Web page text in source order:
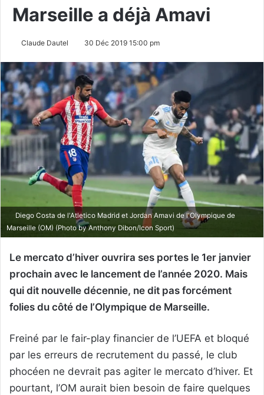
Marseille a déjà Amavi
Claude Dautel 30 Déc 2019 15:00 pm
Diego Costa de l'Atletico Madrid et Jordan Amavi de l'Olympique de
Marseille (OM) (Photo by Anthony Dibon/Icon Sport)
Le mercato d’hiver ouvrira ses portes le 1er janvier
prochain avec le lancement de l’année 2020. Mais
qui dit nouvelle décennie, ne dit pas forcément
folies du côté de l’Olympique de Marseille.
Freiné par le fair-play financier de l’UEFA et bloqué
par les erreurs de recrutement du passé, le club
phocéen ne devrait pas agiter le mercato d’hiver. Et
pourtant, l’OM aurait bien besoin de faire quelques